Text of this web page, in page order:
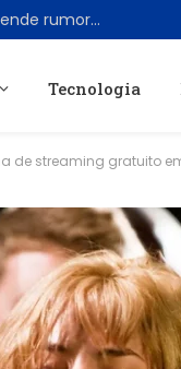
Zack Snyder visita estúdio da Warner Bros. e reacende rumores sobre retorno ao Universo DC
Tecnologia
de streaming gratuito